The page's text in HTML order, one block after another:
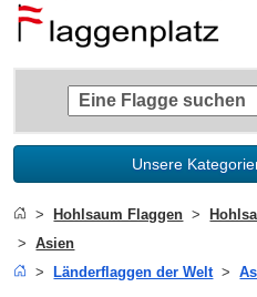
Unsere
Hohlsaum Flaggen
Asien
Länderflaggen der Welt